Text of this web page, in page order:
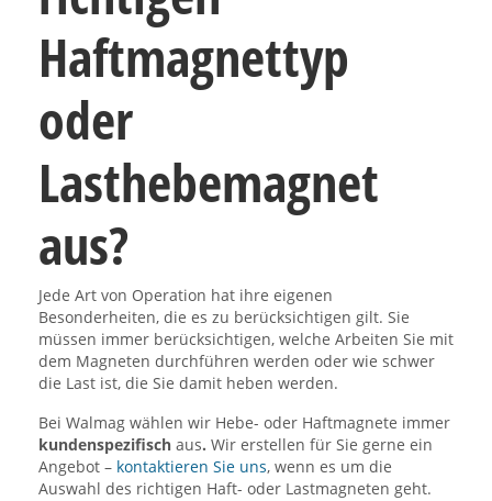
Haftmagnettyp
oder
Lasthebemagnet
aus?
Jede Art von Operation hat ihre eigenen
Besonderheiten, die es zu berücksichtigen gilt. Sie
müssen immer berücksichtigen, welche Arbeiten Sie mit
dem Magneten durchführen werden oder wie schwer
die Last ist, die Sie damit heben werden.
Bei Walmag wählen wir Hebe- oder Haftmagnete immer
kundenspezifisch aus. Wir erstellen für Sie gerne ein
Angebot – kontaktieren Sie uns, wenn es um die
Auswahl des richtigen Haft- oder Lastmagneten geht.